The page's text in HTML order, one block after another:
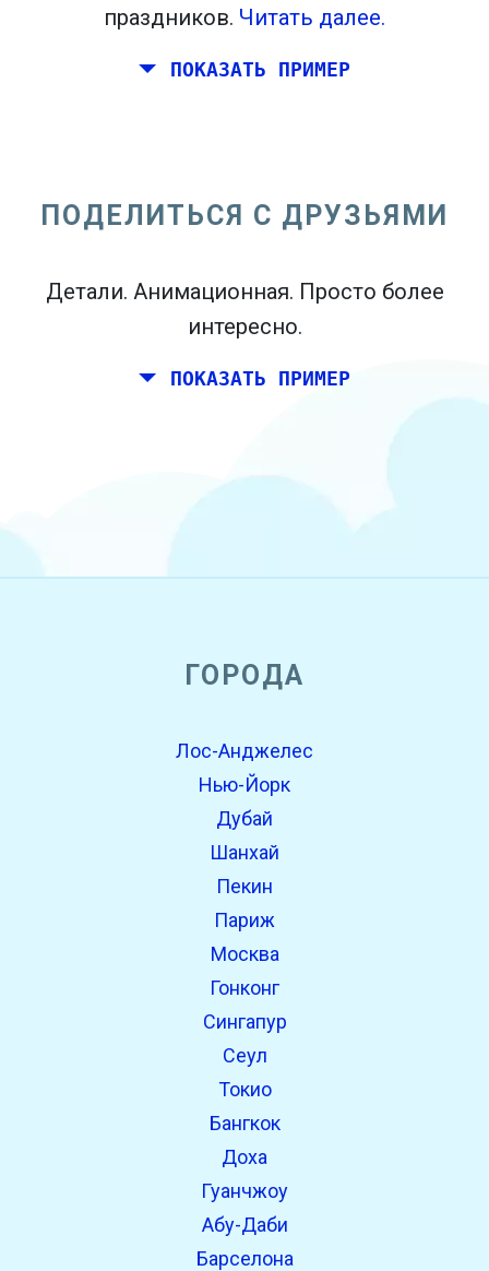
праздников. Читать далее.
ПОКАЗАТЬ ПРИМЕР
Тем не менее, вы живете в Мадриде, и
Берлине.
ПОДЕЛИТЬСЯ С ДРУЗЬЯМИ
Детали. Анимационная. Просто более
интересно.
ПОКАЗАТЬ ПРИМЕР
ГОРОДА
Лос-Анджелес
Нью-Йорк
Дубай
Шанхай
Пекин
Париж
Москва
Гонконг
Сингапур
Сеул
Токио
Бангкок
Доха
Гуанчжоу
Абу-Даби
Барселона